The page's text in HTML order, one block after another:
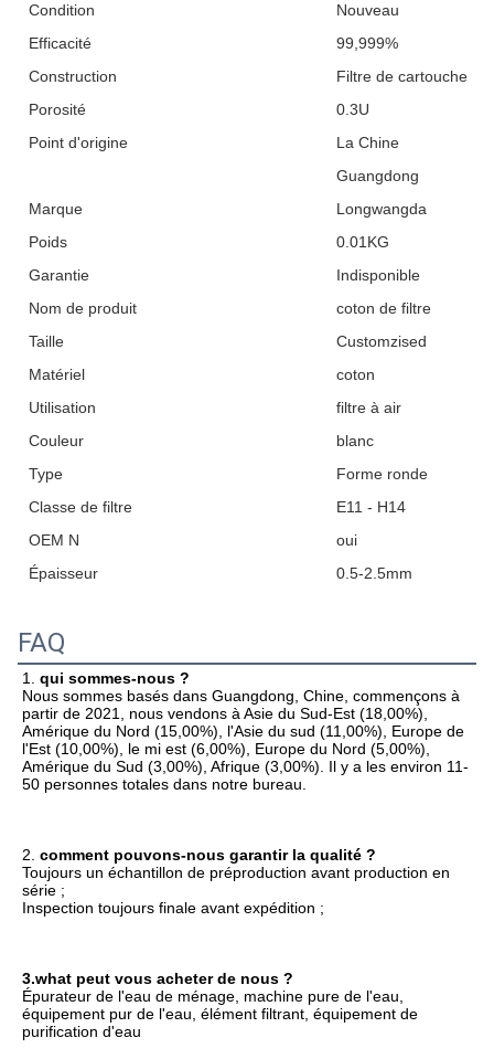
Condition
Nouveau
Efficacité
99,999%
Construction
Filtre de cartouche
Porosité
0.3U
Point d'origine
La Chine
Guangdong
Marque
Longwangda
Poids
0.01KG
Garantie
Indisponible
Nom de produit
coton de filtre
Taille
Customzised
Matériel
coton
Utilisation
filtre à air
Couleur
blanc
Type
Forme ronde
Classe de filtre
E11 - H14
OEM N
oui
Épaisseur
0.5-2.5mm
FAQ
1. qui sommes-nous ?
Nous sommes basés dans Guangdong, Chine, commençons à
partir de 2021, nous vendons à Asie du Sud-Est (18,00%),
Amérique du Nord (15,00%), l'Asie du sud (11,00%), Europe de
l'Est (10,00%), le mi est (6,00%), Europe du Nord (5,00%),
Amérique du Sud (3,00%), Afrique (3,00%). Il y a les environ 11-
50 personnes totales dans notre bureau.
2. comment pouvons-nous garantir la qualité ?
Toujours un échantillon de préproduction avant production en
série ;
Inspection toujours finale avant expédition ;
3.what peut vous acheter de nous ?
Épurateur de l'eau de ménage, machine pure de l'eau,
équipement pur de l'eau, élément filtrant, équipement de
purification d'eau